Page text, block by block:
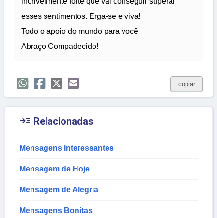
esses sentimentos. Erga-se e viva!
Todo o apoio do mundo para você.
Abraço Compadecido!
copiar
 Relacionadas
Mensagens Interessantes
Mensagem de Hoje
Mensagem de Alegria
Mensagens Bonitas